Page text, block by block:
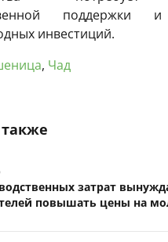
поддержки
инвестиций.
, Чад
затрат
повышать цены на